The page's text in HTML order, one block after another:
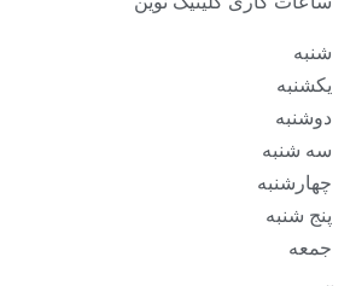
شنبه
یکشنبه
دوشنبه
سه شنبه
چهارشنبه
پنج شنبه
جمعه